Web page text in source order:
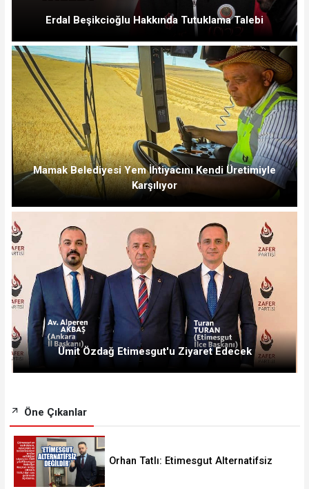
Erdal Beşikcioğlu Hakkında Tutuklama Talebi
Mamak Belediyesi Yem İhtiyacını Kendi Üretimiyle
Karşılıyor
Ümit Özdağ Etimesgut'u Ziyaret Edecek
Öne Çıkanlar
Orhan Tatlı: Etimesgut Alternatifsiz